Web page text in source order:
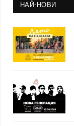
НАЙ-НОВИ